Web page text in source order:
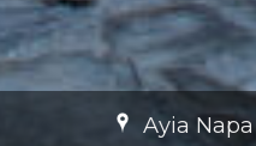
Ayia Napa